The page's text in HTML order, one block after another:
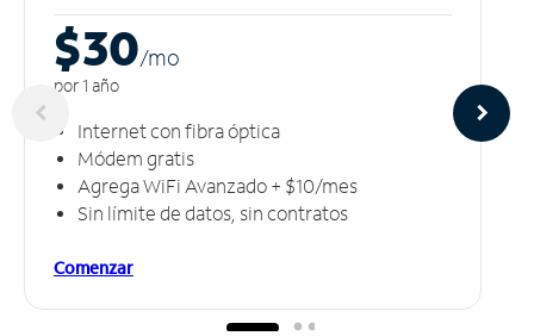
$30/mo
por 1 año
Internet con fibra óptica
Módem gratis
Agrega WiFi Avanzado + $10/mes
Sin límite de datos, sin contratos
Comenzar